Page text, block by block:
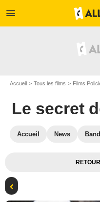
menu
Accueil Tous les films Films
Le secret
Accueil News